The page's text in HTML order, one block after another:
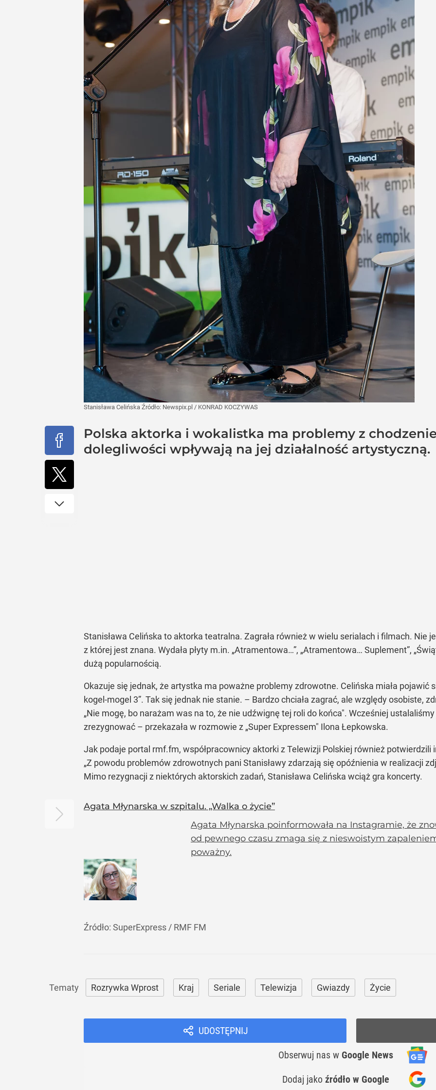
Stanisława Celińska Źródło: Newspix.pl / KONRAD KOCZYWAS
Polska aktorka i wokalistka ma problemy z
dolegliwości wpływają na jej działalność artystyczną.
Stanisława Celińska to aktorka teatralna. Zagrała również w wielu serialach i filmach. Nie
z której jest znana. Wydała płyty m.in. „Atramentowa…”, „Atramentowa… Suplement”,
dużą popularnością.
Okazuje się jednak, że artystka ma poważne problemy zdrowotne. Celińska miała pojawić
kogel-mogel 3”. Tak się jednak nie stanie. – Bardzo chciała zagrać, ale względy osobiste,
„Nie mogę, bo narażam was na to, że nie udźwignę tej roli do końca". Wcześniej
zrezygnować – przekazała w rozmowie z „Super Expressem" Ilona Łepkowska.
Jak podaje portal rmf.fm, współpracownicy aktorki z Telewizji Polskiej również potwierdzili
„Z powodu problemów zdrowotnych pani Stanisławy zdarzają się opóźnienia w realizacji
Mimo rezygnacji z niektórych aktorskich zadań, Stanisława Celińska wciąż gra koncerty.
Agata Młynarska w szpitalu. „Walka o życie”
Agata Młynarska poinformowała na Instagramie, że
od pewnego czasu zmaga się z nieswoistym
poważny.
Źródło: SuperExpress / RMF FM
Rozrywka Wprost Kraj Seriale Telewizja Gwiazdy Życie
UDOSTĘPNIJ
Obserwuj nas w Google News
Dodaj jako źródło w Google